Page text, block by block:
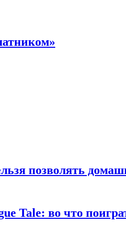
позволять
Tale: во что